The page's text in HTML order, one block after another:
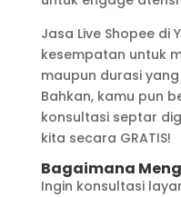
Jasa Live Shopee di
kesempatan untuk
maupun durasi
Bahkan, kamu pun
konsultasi septar
kita secara GRATIS!
Bagaimana
Ingin konsultasi